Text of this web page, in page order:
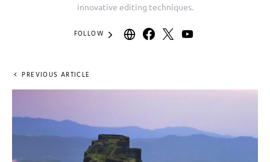
innovative editing techniques.
FOLLOW
PREVIOUS ARTICLE